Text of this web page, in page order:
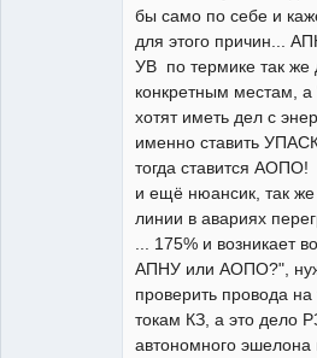
бы само по себе и
для этого причин...
УВ по термике так же
конкретным местам,
хотят иметь дел с
именно ставить
тогда ставится АОПО!
и ещё нюансик, так же
линии в авариях
... 175% и возникает
АПНУ или АОПО?",
проверить провода на
токам КЗ, а это дело
автономного эшелона